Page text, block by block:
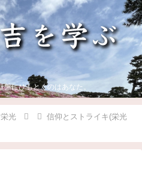
にひもとくのはあなた。
栄光
信仰とストライキ(栄光